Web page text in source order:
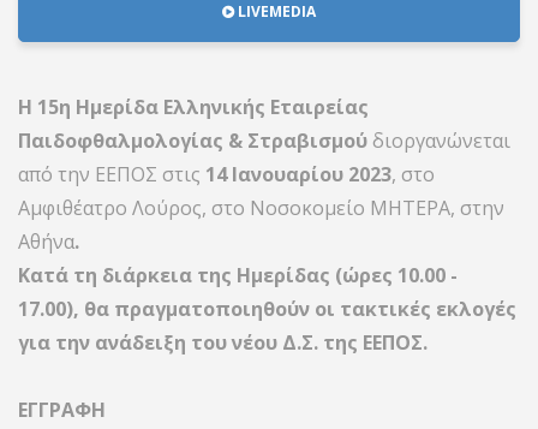
LIVEMEDIA
Η 15η Ημερίδα Ελληνικής Εταιρείας
Παιδοφθαλμολογίας & Στραβισμού διοργανώνεται
από την ΕΕΠΟΣ στις 14 Ιανουαρίου 2023, στο
Αμφιθέατρο Λούρος, στο Νοσοκομείο ΜΗΤΕΡΑ, στην
Αθήνα.
Κατά τη διάρκεια της Ημερίδας (ώρες 10.00 -
17.00), θα πραγματοποιηθούν οι τακτικές εκλογές
για την ανάδειξη του νέου Δ.Σ. της ΕΕΠΟΣ.
ΕΓΓΡΑΦΗ